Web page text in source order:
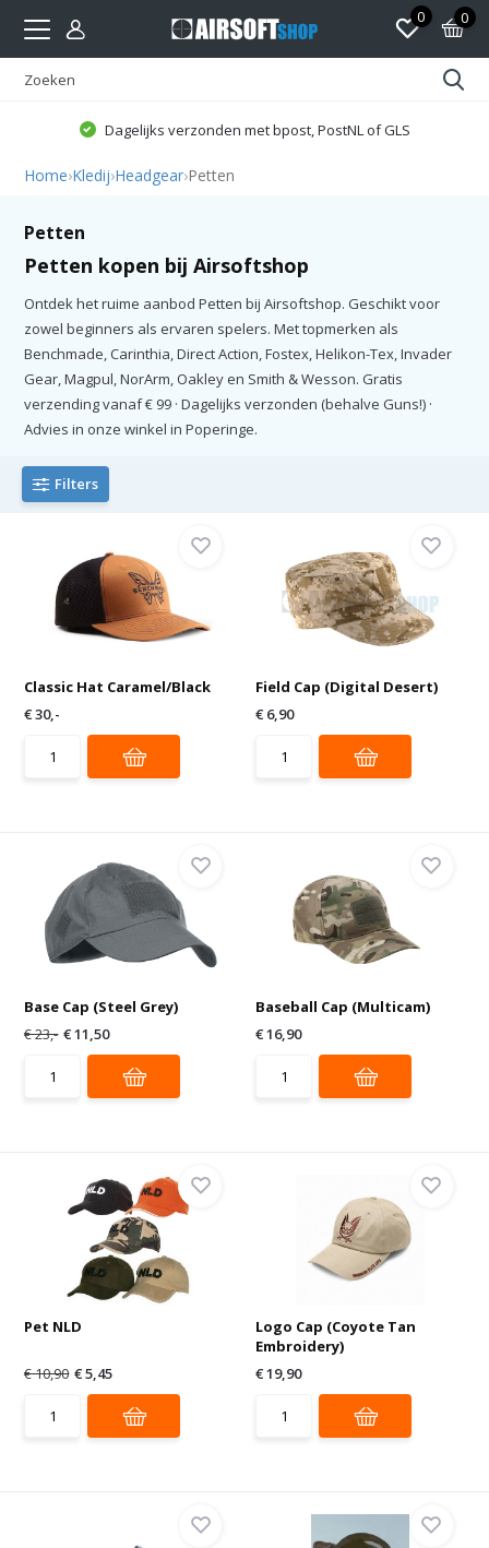
0 0
Dagelijks verzonden met bpost, PostNL of GLS
Home›Kledij›Headgear›Petten
Petten
Petten kopen bij Airsoftshop
Ontdek het ruime aanbod Petten bij Airsoftshop. Geschikt voor
zowel beginners als ervaren spelers. Met topmerken als
Benchmade, Carinthia, Direct Action, Fostex, Helikon-Tex, Invader
Gear, Magpul, NorArm, Oakley en Smith & Wesson. Gratis
verzending vanaf € 99 · Dagelijks verzonden (behalve Guns!) ·
Advies in onze winkel in Poperinge.
Filters
Classic Hat Caramel/Black
€ 30,-
Field Cap (Digital Desert)
€ 6,90
Base Cap (Steel Grey)
€ 23,- € 11,50
Baseball Cap (Multicam)
€ 16,90
Pet NLD
€ 10,90 € 5,45
Logo Cap (Coyote Tan
Embroidery)
€ 19,90